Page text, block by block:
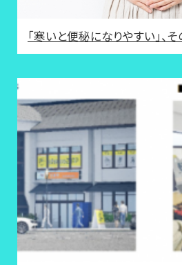
「寒いと便秘になりやすい」、